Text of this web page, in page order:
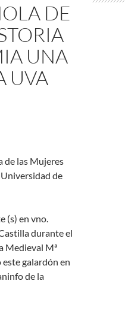
DE
UNA
UVA
de las Mujeres
de
(s) en vno.
durante el
Medieval Mª
galardón en
de la